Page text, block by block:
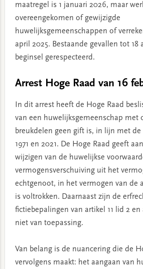
maatregel is 1 januari 2026, maar
overeengekomen of gewijzigde
huwelijksgemeenschappen of
april 2025. Bestaande gevallen tot 18
beginsel gerespecteerd.
Arrest Hoge Raad van 16
In dit arrest heeft de Hoge Raad
van een huwelijksgemeenschap met
breukdelen geen gift is, in lijn met de
1971 en 2021. De Hoge Raad geeft
wijzigen van de huwelijkse
vermogensverschuiving uit het
echtgenoot, in het vermogen van de
is voltrokken. Daarnaast zijn de
fictiebepalingen van artikel 11 lid 2 en
niet van toepassing.
Van belang is de nuancering die de
vervolgens maakt: het aangaan van